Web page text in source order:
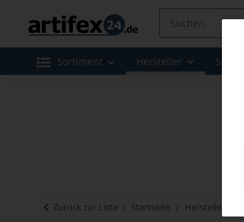
Sortiment Hersteller Sale
Zurück zur Liste Startseite Hersteller